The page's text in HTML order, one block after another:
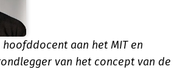
hoofddocent aan het MIT en
van het concept van de